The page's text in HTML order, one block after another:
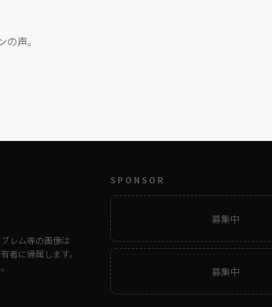
声。
レム等の画像は
者に帰属します。
SPONSOR
募集中
募集中